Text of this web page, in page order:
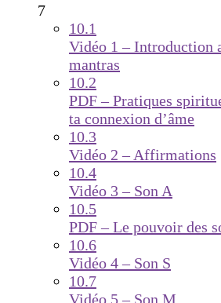
7
10.1
Vidéo 1 – Introduction
mantras
10.2
PDF – Pratiques
ta connexion d’âme
10.3
Vidéo 2 – Affirmations
10.4
Vidéo 3 – Son A
10.5
PDF – Le pouvoir des
10.6
Vidéo 4 – Son S
10.7
Vidéo 5 – Son M